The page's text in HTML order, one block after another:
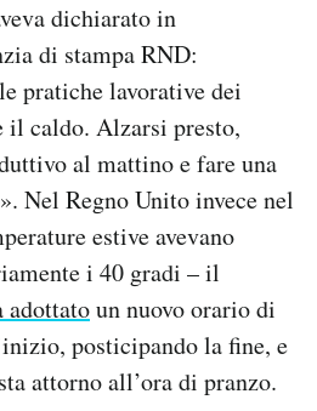
dichiarato in
di stampa RND:
pratiche lavorative dei
il caldo. Alzarsi presto,
al mattino e fare una
Nel Regno Unito invece nel
estive avevano
i 40 gradi – il
adottatoun nuovo orario di
posticipando la fine, e
attorno all’ora di pranzo.